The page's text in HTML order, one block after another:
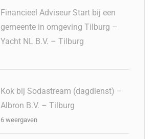
Financieel Adviseur Start bij een
gemeente in omgeving Tilburg –
Yacht NL B.V. – Tilburg
Kok bij Sodastream (dagdienst) –
Albron B.V. – Tilburg
6 weergaven